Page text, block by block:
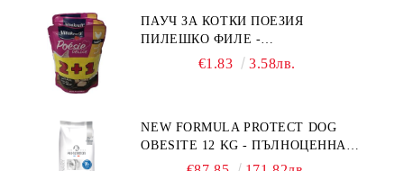
БЕЗ ЗЪРНО, БЕЗ ГЛУТЕН.
ПРОИЗВЕДЕНА ВЪВ ФРАНЦИЯ.
ПАУЧ ЗА КОТКИ ПОЕЗИЯ
ПИЛЕШКО ФИЛЕ -
ПРОМОКОМПЛЕКТ 3 БР.
€1.83 3.58лв.
NEW FORMULA PROTECT DOG
OBESITE 12 KG - ПЪЛНОЦЕННА
ДИЕТИЧНА ХРАНА ЗА КУЧЕТА